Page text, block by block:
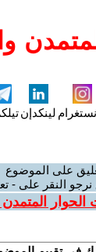
لينكدإن
على الموضوع
النقر على -
الحوار